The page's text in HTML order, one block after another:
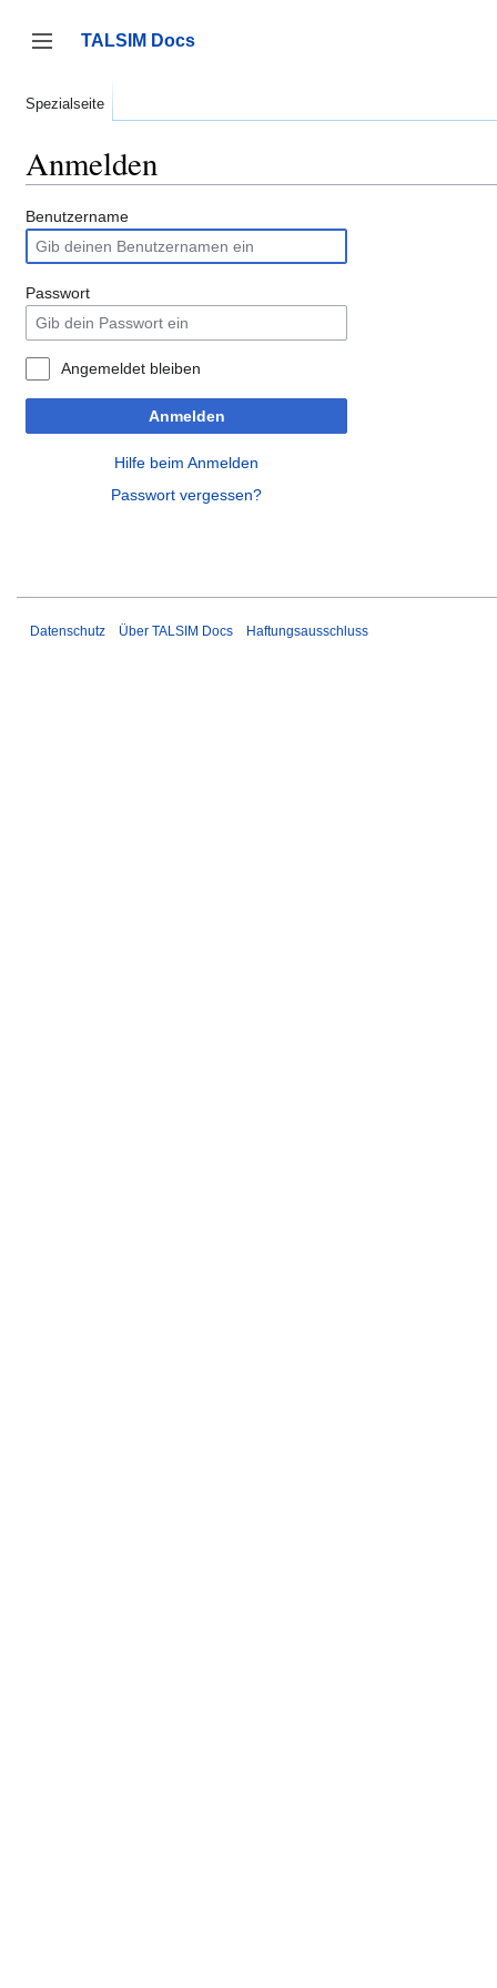
springen
Seitenleiste umschalten
TALSIM Docs
Spezialseite
Anmelden
Benutzername
Passwort
Angemeldet bleiben
Anmelden
Hilfe beim Anmelden
Passwort vergessen?
Datenschutz Über TALSIM Docs Haftungsausschluss